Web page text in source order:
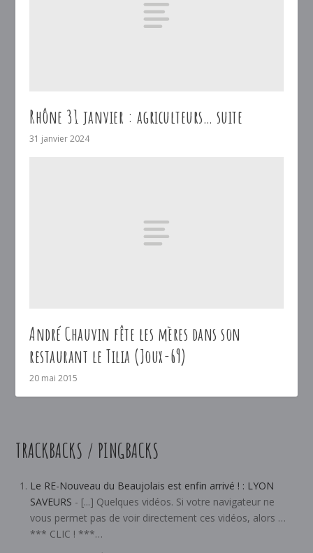
Rhône 31 janvier : agriculteurs… suite
31 janvier 2024
André Chauvin fête les mères dans son
restaurant le Tilia (Joux-69)
20 mai 2015
TRACKBACKS / PINGBACKS
Le RE-Nouveau du Beaujolais est enfin arrivé ! : LYON
SAVEURS - [...] Quelques vidéos. Si votre navigateur ne
vous permet pas de voir directement ces vidéos, alors …
*** CLIC ! ***…